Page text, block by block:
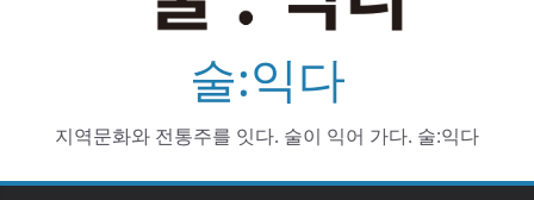
술:익다
지역문화와 전통주를 잇다. 술이 익어 가다. 술:익다